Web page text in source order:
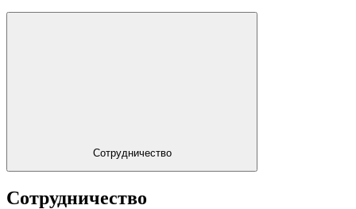
Сотрудничество
Сотрудничество